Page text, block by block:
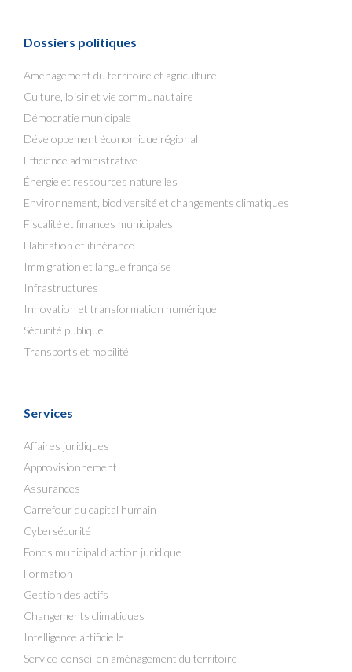
Dossiers politiques
Aménagement du territoire et agriculture
Culture, loisir et vie communautaire
Démocratie municipale
Développement économique régional
Efficience administrative
Énergie et ressources naturelles
Environnement, biodiversité et changements climatiques
Fiscalité et finances municipales
Habitation et itinérance
Immigration et langue française
Infrastructures
Innovation et transformation numérique
Sécurité publique
Transports et mobilité
Services
Affaires juridiques
Approvisionnement
Assurances
Carrefour du capital humain
Cybersécurité
Fonds municipal d’action juridique
Formation
Gestion des actifs
Changements climatiques
Intelligence artificielle
Service-conseil en aménagement du territoire